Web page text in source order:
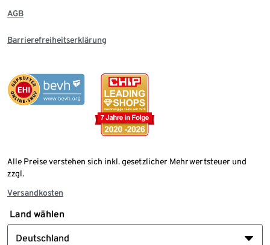
AGB
Barrierefreiheitserklärung
Alle Preise verstehen sich inkl. gesetzlicher Mehrwertsteuer und
zzgl.
Versandkosten
Land wählen
Deutschland